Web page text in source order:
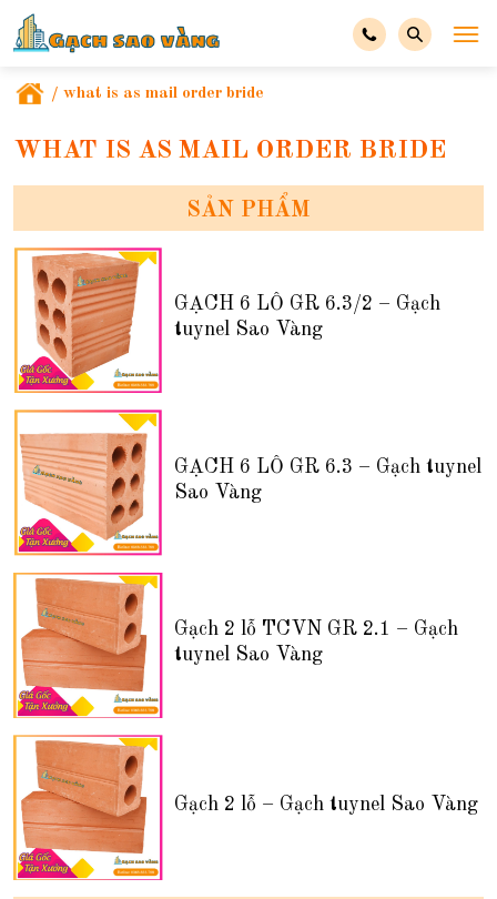
/ what is as mail order bride
WHAT IS AS MAIL ORDER BRIDE
SẢN PHẨM
GẠCH 6 LỖ GR 6.3/2 – Gạch
tuynel Sao Vàng
GẠCH 6 LỖ GR 6.3 – Gạch tuynel
Sao Vàng
Gạch 2 lỗ TCVN GR 2.1 – Gạch
tuynel Sao Vàng
Gạch 2 lỗ – Gạch tuynel Sao Vàng